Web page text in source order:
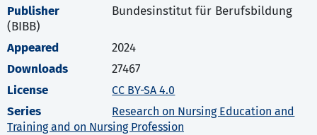
Publisher
Bundesinstitut für Berufsbildung
(BIBB)
Appeared
2024
Downloads
27467
License
CC BY-SA 4.0
Series
Research on Nursing Education and
Training and on Nursing Profession